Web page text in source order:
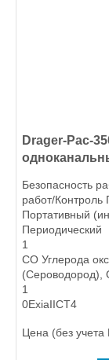
Drager-Pac-
Безопасность
работ/
Портативный
Периодический
1
CO Углерода
(Сероводород),
1
0ExiaIICT4
Цена (без